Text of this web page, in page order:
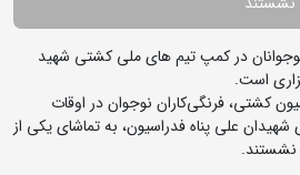
در کمپ تیم های ملی کشتی شهید
است.
کشتی، فرنگی‌کاران نوجوان در اوقات
علی پناه فدراسیون، به تماشای یکی از
نشستند.